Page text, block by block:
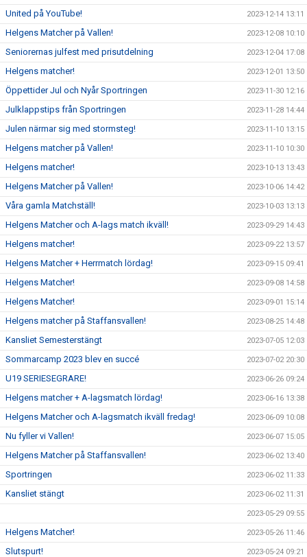
United på YouTube! 2023-12-14 13:11
Helgens Matcher på Vallen! 2023-12-08 10:10
Seniorernas julfest med prisutdelning 2023-12-04 17:08
Helgens matcher! 2023-12-01 13:50
Öppettider Jul och Nyår Sportringen 2023-11-30 12:16
Julklappstips från Sportringen 2023-11-28 14:44
Julen närmar sig med stormsteg! 2023-11-10 13:15
Helgens matcher på Vallen! 2023-11-10 10:30
Helgens matcher! 2023-10-13 13:43
Helgens Matcher på Vallen! 2023-10-06 14:42
Våra gamla Matchställ! 2023-10-03 13:13
Helgens Matcher och A-lags match ikväll! 2023-09-29 14:43
Helgens matcher! 2023-09-22 13:57
Helgens Matcher + Herrmatch lördag! 2023-09-15 09:41
Helgens Matcher! 2023-09-08 14:58
Helgens Matcher! 2023-09-01 15:14
Helgens matcher på Staffansvallen! 2023-08-25 14:48
Kansliet Semesterstängt 2023-07-05 12:03
Sommarcamp 2023 blev en succé 2023-07-02 20:30
U19 SERIESEGRARE! 2023-06-26 09:24
Helgens matcher + A-lagsmatch lördag! 2023-06-16 13:38
Helgens Matcher och A-lagsmatch ikväll fredag! 2023-06-09 10:08
Nu fyller vi Vallen! 2023-06-07 15:05
Helgens Matcher på Staffansvallen! 2023-06-02 13:40
Sportringen 2023-06-02 11:33
Kansliet stängt 2023-06-02 11:31
2023-05-29 09:55
Helgens Matcher! 2023-05-26 11:46
Slutspurt! 2023-05-24 09:21